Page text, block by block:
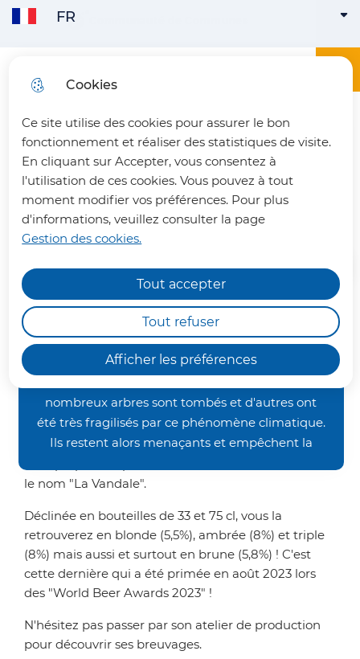
Cookies
Ce site utilise des cookies pour assurer le bon
fonctionnement et réaliser des statistiques de visite.
En cliquant sur Accepter, vous consentez à
l'utilisation de ces cookies. Vous pouvez à tout
moment modifier vos préférences. Pour plus
d'informations, veuillez consulter la page
Gestion des cookies.
Afficher les préférences
Tout accepter
Tout refuser
Aller
du site
fermer
Chemins de randonnée
impraticables
Nous vous informons qu'en raison des dégâts
occasionnés par les orages de la fin juin, nos
nombreux arbres sont tombés et d'autres ont
été très fragilisés par ce phénomène climatique.
Ils restent alors menaçants et empêchent la
Nous vous demandons donc un peu de patience
état. Merci de votre compréhension.
Office du tourisme du Pays du Vermandois
Menu principal
FR
FRANÇAIS
La Brasserie de l’Escaut
Au centre du village de Vendhuile,
à "La Brasserie de l'Escaut" David
brasse l'une des meilleures bières
du monde !
Venez découvrir "La Brasserie de l’Escaut" où David
le nom "La Vandale".
Déclinée en bouteilles de 33 et 75 cl, vous la
retrouverez en blonde (5,5%), ambrée (8%) et triple
(8%) mais aussi et surtout en brune (5,8%) ! C'est
cette dernière qui a été primée en août 2023 lors
des "World Beer Awards 2023" !
N'hésitez pas passer par son atelier de production
pour découvrir ses breuvages.